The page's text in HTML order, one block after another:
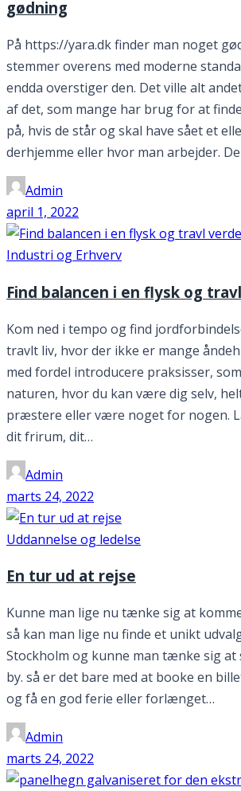
gødning
På https://yara.dk finder man noget
stemmer overens med moderne
endda overstiger den. Det ville alt
af det, som mange har brug for at
på, hvis de står og skal have sået et
derhjemme eller hvor man arbejder.
Admin
april 1, 2022
Industri og Erhverv
Find balancen i en flysk og
Kom ned i tempo og find
travlt liv, hvor der ikke er mange
med fordel introducere praksisser,
naturen, hvor du kan være dig selv,
præstere eller være noget for nogen.
dit frirum, dit…
Admin
marts 24, 2022
Uddannelse og ledelse
En tur ud at rejse
Kunne man lige nu tænke sig at
så kan man lige nu finde et unikt
Stockholm og kunne man tænke sig at
by. så er det bare med at booke en
og få en god ferie eller forlænget…
Admin
marts 24, 2022